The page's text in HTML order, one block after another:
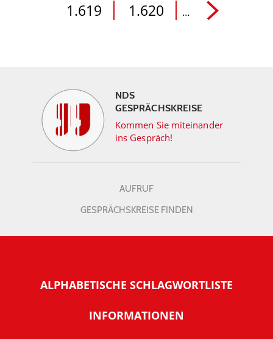
1.619
1.620 ...
NDS
GESPRÄCHSKREISE
Kommen Sie miteinander
ins Gespräch!
AUFRUF
GESPRÄCHSKREISE FINDEN
ALPHABETISCHE SCHLAGWORTLISTE
INFORMATIONEN